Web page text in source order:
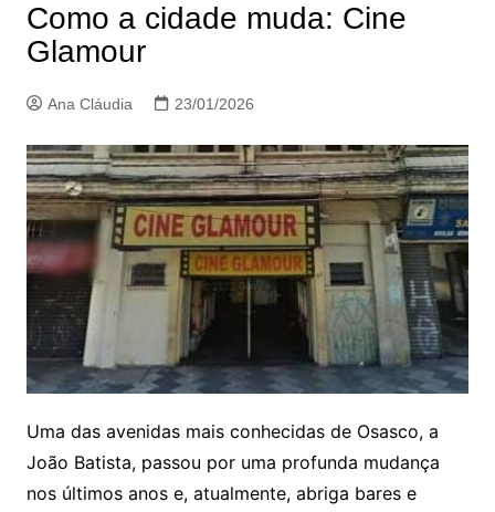
Como a cidade muda: Cine
Glamour
Ana Cláudia 23/01/2026
Uma das avenidas mais conhecidas de Osasco, a
João Batista, passou por uma profunda mudança
nos últimos anos e, atualmente, abriga bares e